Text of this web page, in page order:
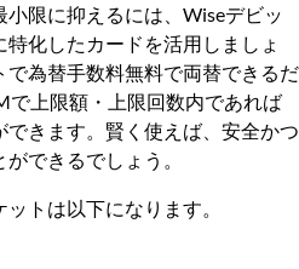
限に抑えるには、Wiseデビッ
化したカードを活用しましょ
で為替手数料無料で両替できるだ
で上限額・上限回数内であれば
きます。賢く使えば、安全かつ
できるでしょう。
トは以下になります。